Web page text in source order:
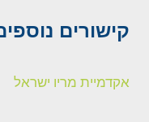
קישורים
אקדמיית מריו ישראל